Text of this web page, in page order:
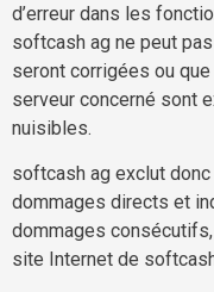
d’erreur dans les
softcash ag ne peut
seront corrigées ou
serveur concerné sont
nuisibles.
softcash ag exclut
dommages directs et
dommages
site Internet de